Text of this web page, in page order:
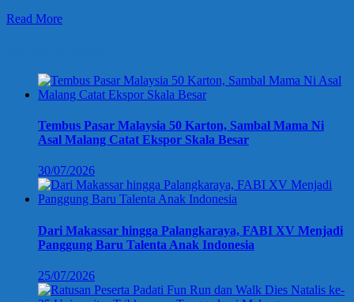
Read More
Tembus Pasar Malaysia 50 Karton, Sambal Mama Ni
Asal Malang Catat Ekspor Skala Besar
30/07/2026
Dari Makassar hingga Palangkaraya, FABI XV Menjadi
Panggung Baru Talenta Anak Indonesia
25/07/2026